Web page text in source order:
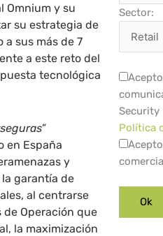
Omnium y su
su estrategia de
sus más de 7
a este reto del
tecnológica
”
en España
y
garantía de
al centrarse
Operación que
la maximización
Sector:
Security
Política